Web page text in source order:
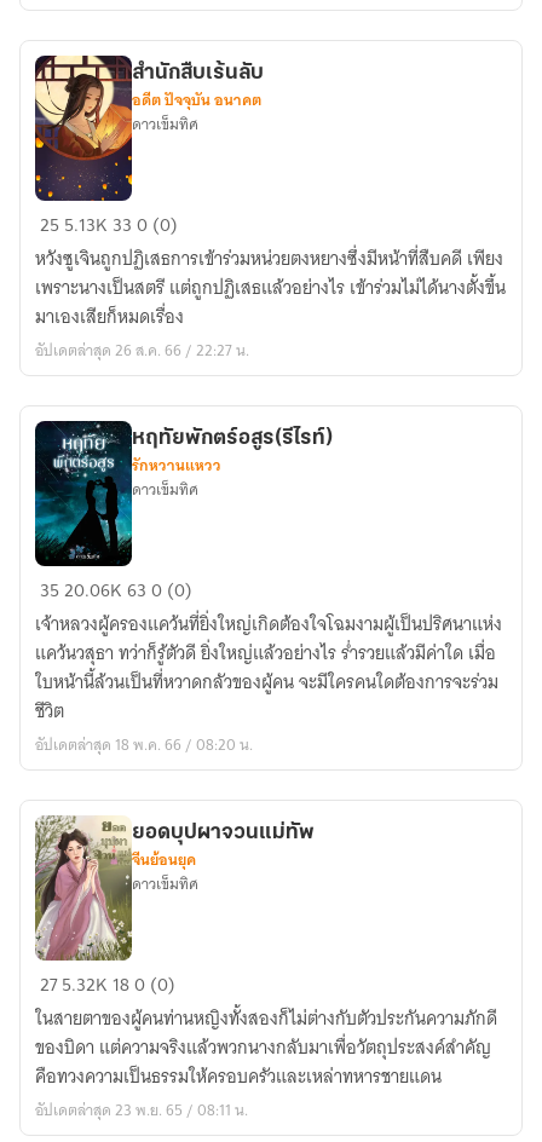
สำนัก
สืบ
เร้น
ลับ
สำนักสืบเร้นลับ
อดีต ปัจจุบัน อนาคต
ดาวเข็มทิศ
25 5.13K 330 (0)
หวังซูเจินถูกปฏิเสธการเข้าร่วมหน่วยตงหยางซึ่งมีหน้าที่สืบคดี เพียง
เพราะนางเป็นสตรี แต่ถูกปฏิเสธแล้วอย่างไร เข้าร่วมไม่ได้นางตั้งขึ้น
มาเองเสียก็หมดเรื่อง
อัปเดตล่าสุด 26 ส.ค. 66 / 22:27 น.
หฤทัย
พักตร์
อสูร(รี
ไรท์)
หฤทัยพักตร์อสูร(รีไรท์)
รักหวานแหวว
ดาวเข็มทิศ
3520.06K630 (0)
เจ้าหลวงผู้ครองแคว้นที่ยิ่งใหญ่เกิดต้องใจโฉมงามผู้เป็นปริศนาแห่ง
แคว้นวสุธา ทว่าก็รู้ตัวดี ยิ่งใหญ่แล้วอย่างไร ร่ำรวยแล้วมีค่าใด เมื่อ
ใบหน้านี้ล้วนเป็นที่หวาดกลัวของผู้คน จะมีใครคนใดต้องการจะร่วม
ชีวิต
อัปเดตล่าสุด 18 พ.ค. 66 / 08:20 น.
ยอด
บุปผา
จวน
แม่ทัพ
ยอดบุปผาจวนแม่ทัพ
จีนย้อนยุค
ดาวเข็มทิศ
275.32K 180 (0)
ในสายตาของผู้คนท่านหญิงทั้งสองก็ไม่ต่างกับตัวประกันความภักดี
ของบิดา แต่ความจริงแล้วพวกนางกลับมาเพื่อวัตถุประสงค์สำคัญ
คือทวงความเป็นธรรมให้ครอบครัวและเหล่าทหารชายแดน
อัปเดตล่าสุด 23 พ.ย. 65 / 08:11 น.